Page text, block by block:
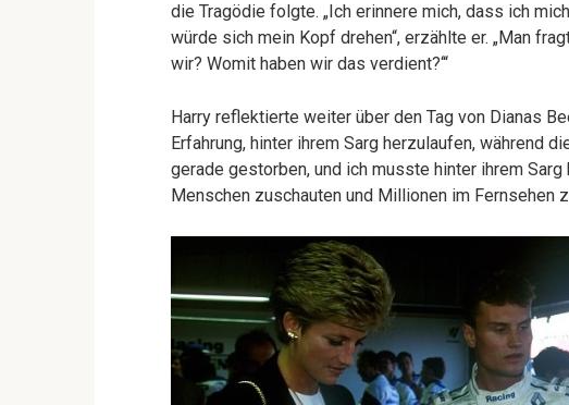
die Tragödie folgte. „Ich erinnere mich, dass ich
würde sich mein Kopf drehen“, erzählte er. „Man
wir? Womit haben wir das verdient?‘“
Harry reflektierte weiter über den Tag von Dianas
Erfahrung, hinter ihrem Sarg herzulaufen, während
gerade gestorben, und ich musste hinter ihrem Sarg
Menschen zuschauten und Millionen im Fernsehen